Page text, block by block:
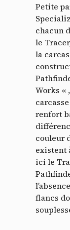
Petite
chacun
le
la
Works «
renfort
couleur
existent
ici le
flancs